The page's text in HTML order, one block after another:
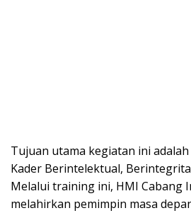
​Tujuan utama kegiatan ini
Kader Berintelektual,
Melalui training ini, HMI Cabang
melahirkan pemimpin masa